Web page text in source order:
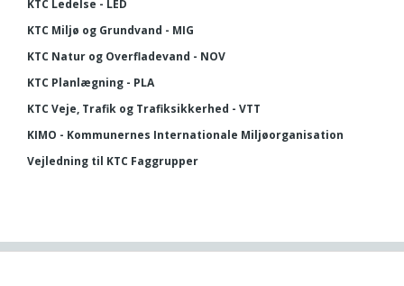
KTC Ledelse - LED
KTC Miljø og Grundvand - MIG
KTC Natur og Overfladevand - NOV
KTC Planlægning - PLA
KTC Veje, Trafik og Trafiksikkerhed - VTT
KIMO - Kommunernes Internationale Miljøorganisation
Vejledning til KTC Faggrupper